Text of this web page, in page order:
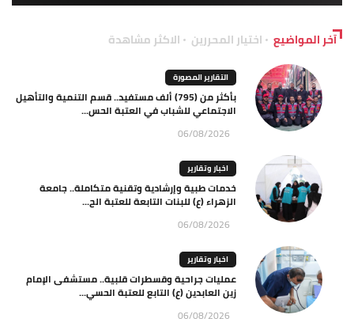
آخر المواضيع اختيار المحررين الاكثر مشاهدة
التقارير المصورة
بأكثر من (795) ألف مستفيد.. قسم التنمية والتأهيل
الاجتماعي للشباب في العتبة الحس...
06/08/2026
اخبار وتقارير
خدمات طبية وإرشادية وتقنية متكاملة.. جامعة
الزهراء (ع) للبنات التابعة للعتبة الح...
06/08/2026
اخبار وتقارير
عمليات جراحية وقسطرات قلبية.. مستشفى الإمام
زين العابدين (ع) التابع للعتبة الحسي...
06/08/2026